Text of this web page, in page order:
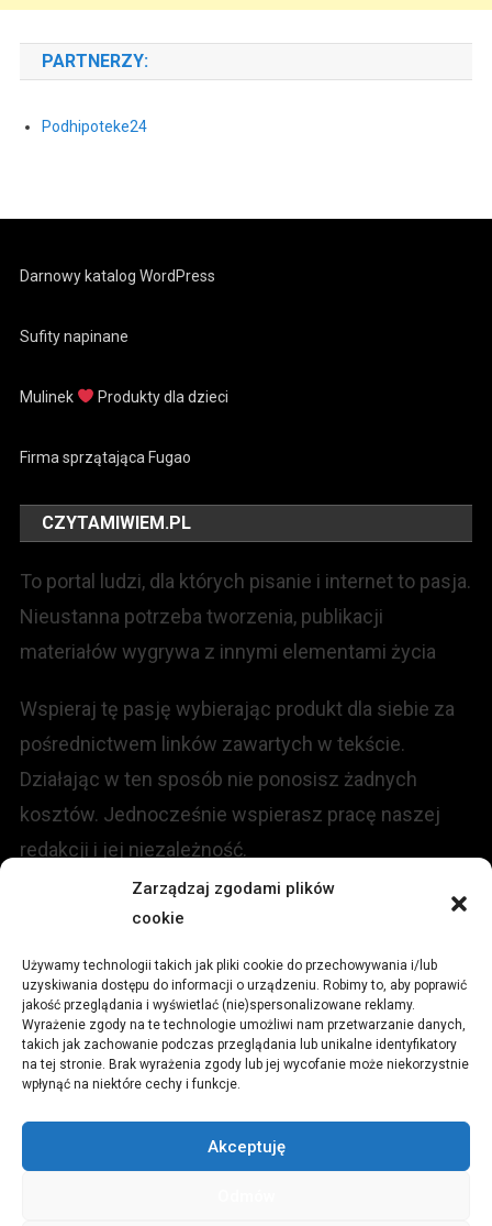
Zarządzaj zgodami plików
cookie
Używamy technologii takich jak pliki cookie do przechowywania i/lub
uzyskiwania dostępu do informacji o urządzeniu. Robimy to, aby poprawić
jakość przeglądania i wyświetlać (nie)spersonalizowane reklamy.
Wyrażenie zgody na te technologie umożliwi nam przetwarzanie danych,
takich jak zachowanie podczas przeglądania lub unikalne identyfikatory
na tej stronie. Brak wyrażenia zgody lub jej wycofanie może niekorzystnie
wpłynąć na niektóre cechy i funkcje.
Akceptuję
PARTNERZY:
Podhipoteke24
Darnowy katalog WordPress
Sufity napinane
Mulinek Produkty dla dzieci
Firma sprzątająca Fugao
CZYTAMIWIEM.PL
To portal ludzi, dla których pisanie i internet to pasja.
Nieustanna potrzeba tworzenia, publikacji
materiałów wygrywa z innymi elementami życia
Wspieraj tę pasję wybierając produkt dla siebie za
pośrednictwem linków zawartych w tekście.
Działając w ten sposób nie ponosisz żadnych
kosztów. Jednocześnie wspierasz pracę naszej
redakcji i jej niezależność.
Redakcja portalu:
ul.Stara 13, 42-600 Tarnowskie Góry
TEL:+48 509 547 822
redakcja@czytamiwiem.pl